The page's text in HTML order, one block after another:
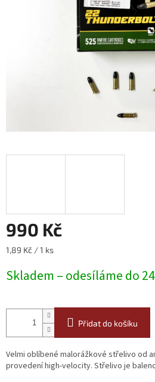
990 Kč
Měrná
1,89 Kč / 1 ks
Skladem – odesíláme do
Přidat do košíku
Velmi oblíbené malorážkové střelivo od
provedení high-velocity. Střelivo je